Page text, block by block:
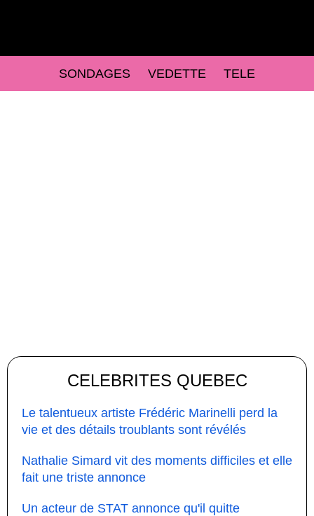
SONDAGES VEDETTE TELE
CELEBRITES QUEBEC
Le talentueux artiste Frédéric Marinelli perd la
vie et des détails troublants sont révélés
Nathalie Simard vit des moments difficiles et elle
fait une triste annonce
Un acteur de STAT annonce qu'il quitte